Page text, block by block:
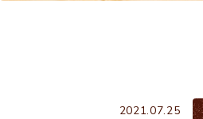
2021.07.25